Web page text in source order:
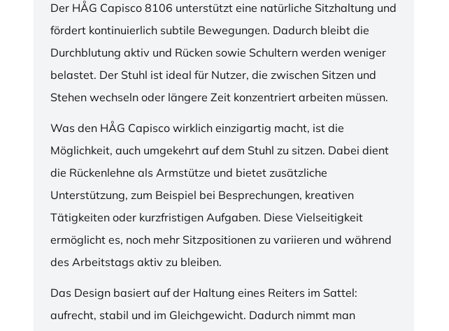
Der HÅG Capisco 8106 unterstützt eine natürliche Sitzhaltung und
fördert kontinuierlich subtile Bewegungen. Dadurch bleibt die
Durchblutung aktiv und Rücken sowie Schultern werden weniger
belastet. Der Stuhl ist ideal für Nutzer, die zwischen Sitzen und
Stehen wechseln oder längere Zeit konzentriert arbeiten müssen.
Was den HÅG Capisco wirklich einzigartig macht, ist die
Möglichkeit, auch umgekehrt auf dem Stuhl zu sitzen. Dabei dient
die Rückenlehne als Armstütze und bietet zusätzliche
Unterstützung, zum Beispiel bei Besprechungen, kreativen
Tätigkeiten oder kurzfristigen Aufgaben. Diese Vielseitigkeit
ermöglicht es, noch mehr Sitzpositionen zu variieren und während
des Arbeitstags aktiv zu bleiben.
Das Design basiert auf der Haltung eines Reiters im Sattel:
aufrecht, stabil und im Gleichgewicht. Dadurch nimmt man